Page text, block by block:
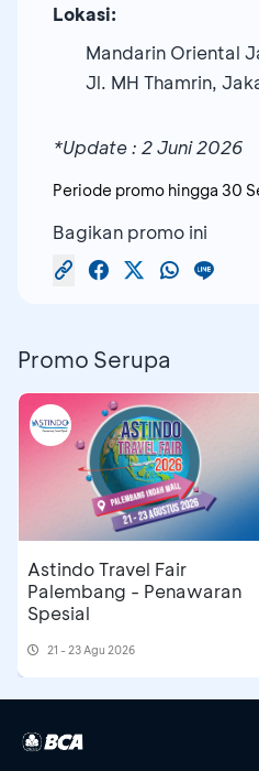
Lokasi:
Mandarin Oriental
Jl. MH Thamrin,
*Update : 2 Juni 2026
Periode promo hingga 30
Bagikan promo ini
Promo Serupa
Astindo Travel Fair
Palembang - Penawaran
Spesial
21 - 23 Agu 2026